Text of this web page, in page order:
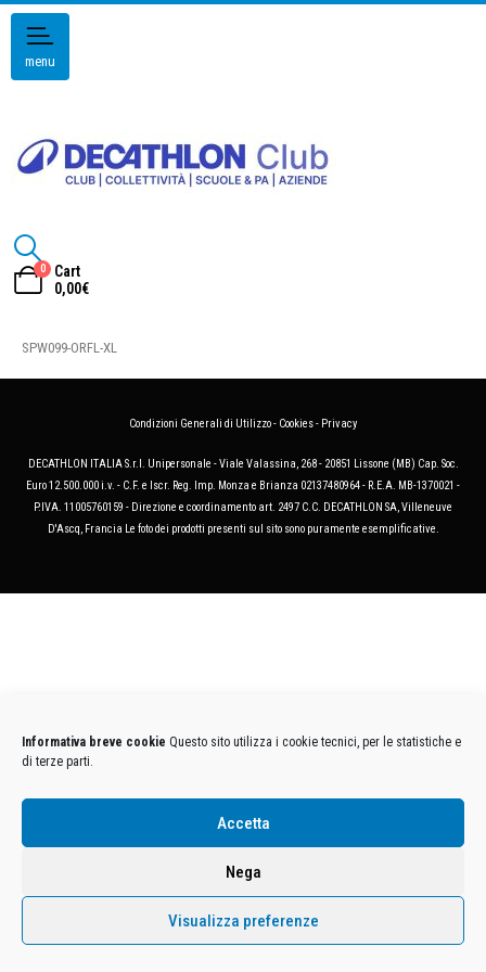
Informativa breve cookie Questo sito utilizza i cookie tecnici, per le statistiche e
di terze parti.
Accetta
Nega
Visualizza preferenze
menu
0
Cart
0,00€
SPW099-ORFL-XL
Condizioni Generali di Utilizzo- Cookies- Privacy
DECATHLON ITALIA S.r.l. Unipersonale - Viale Valassina, 268 - 20851 Lissone (MB) Cap. Soc.
Euro 12.500.000 i.v. - C.F. e Iscr. Reg. Imp. Monza e Brianza 02137480964 - R.E.A. MB-1370021 -
P.IVA. 11005760159 - Direzione e coordinamento art. 2497 C.C. DECATHLON SA, Villeneuve
D'Ascq, Francia Le foto dei prodotti presenti sul sito sono puramente esemplificative.